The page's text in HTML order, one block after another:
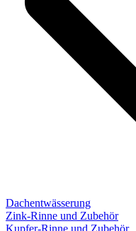
Dachentwässerung
Zink-Rinne und Zubehör
Kupfer-Rinne und Zubehör